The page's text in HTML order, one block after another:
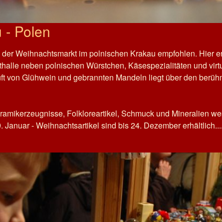
- Polen
Weihnachtsmarkt im polnischen Krakau empfohlen. Hier
neben polnischen Würstchen, Käsespezialitäten und
Glühwein und gebrannten Mandeln liegt über den
Folkloreartikel, Schmuck und Mineralien
- Weihnachtsartikel sind bis 24. Dezember erhältlich....